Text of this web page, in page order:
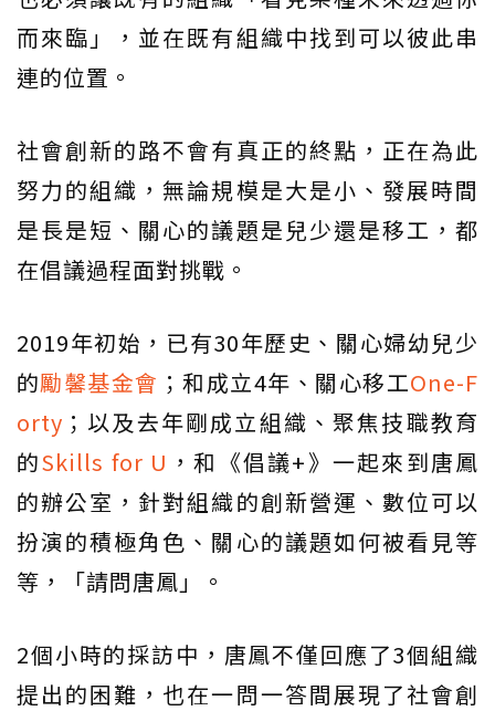
而來臨」，並在既有組織中找到可以彼此串
連的位置。
社會創新的路不會有真正的終點，正在為此
努力的組織，無論規模是大是小、發展時間
是長是短、關心的議題是兒少還是移工，都
在倡議過程面對挑戰。
2019年初始，已有30年歷史、關心婦幼兒少
的勵馨基金會 ；和成立4年、關心移工One-F
orty ；以及去年剛成立組織、聚焦技職教育
的Skills for U ，和《倡議+》一起來到唐鳳
的辦公室，針對組織的創新營運、數位可以
扮演的積極角色、關心的議題如何被看見等
等，「請問唐鳳」。
2個小時的採訪中，唐鳳不僅回應了3個組織
提出的困難，也在一問一答間展現了社會創